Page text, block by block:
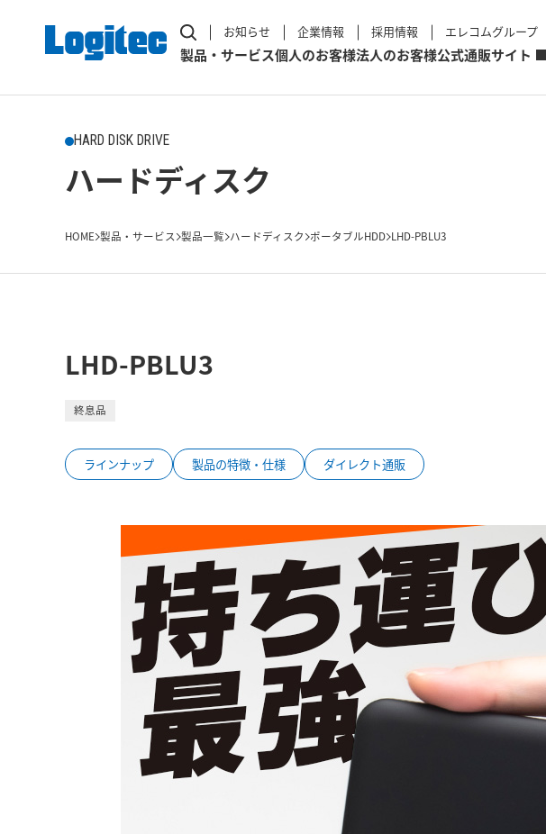
お知らせ 企業情報 採用情報 エレコムグループ
製品・サービス個人のお客様法人のお客様公式通販サイト
HARD DISK DRIVE
ハードディスク
HOME 製品・サービス 製品一覧 ハードディスク ポータブルHDD LHD-PBLU3
LHD-PBLU3
終息品
ラインナップ 製品の特徴・仕様 ダイレクト通販